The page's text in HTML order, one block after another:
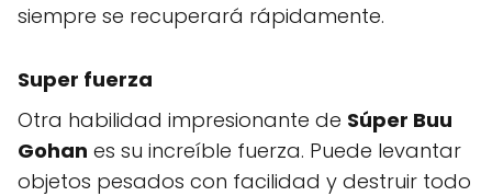
siempre se recuperará rápidamente.
Super fuerza
Otra habilidad impresionante de Súper Buu
Gohan es su increíble fuerza. Puede levantar
objetos pesados ​​con facilidad y destruir todo